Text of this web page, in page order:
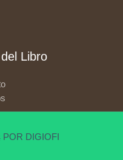
Libro
DIGIOFI